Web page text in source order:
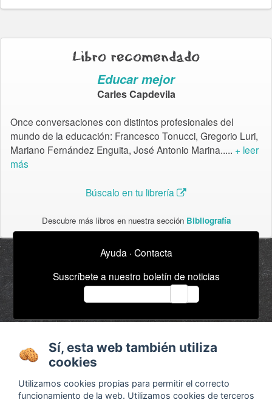
Libro recomendado
Educar mejor
Carles Capdevila
Once conversaciones con distintos profesionales del
mundo de la educación: Francesco Tonucci, Gregorio Luri,
Mariano Fernández Enguita, José Antonio Marina..... + leer
más
Búscalo en tu librería
Descubre más libros en nuestra sección Bibliografía
Ayuda· Contacta
Suscríbete a nuestro boletín de noticias
Acerca de
Términos y
Configurar cookies
Anuncios / Empleo
Timeline
Sí, esta web también utiliza
cookies
Utilizamos cookies propias para permitir el correcto
funcionamiento de la web. Utilizamos cookies de terceros